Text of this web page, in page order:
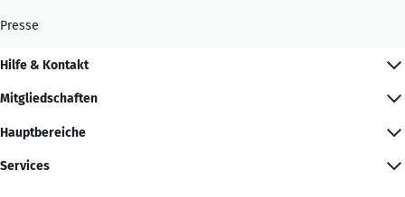
Presse
Hilfe & Kontakt
Mitgliedschaften
Hauptbereiche
Services